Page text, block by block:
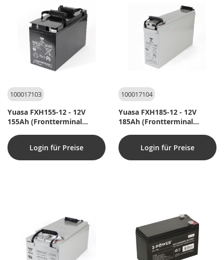
100017103
Yuasa FXH155-12 - 12V
155Ah (Frontterminal
Login für Preise
100017104
Yuasa FXH185-12 - 12V
185Ah (Frontterminal
Login für Preise